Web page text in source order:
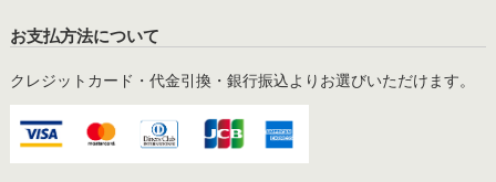
お支払方法について
クレジットカード・代金引換・銀行振込よりお選びいただけます。